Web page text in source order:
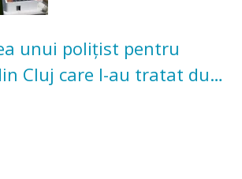
unui polițist pentru
Cluj care l-au tratat după